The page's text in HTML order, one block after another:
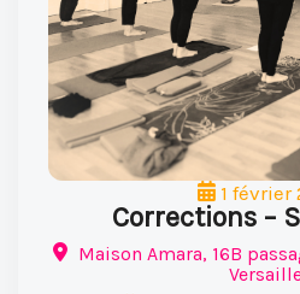
1 février
Corrections –
Maison Amara, 16B